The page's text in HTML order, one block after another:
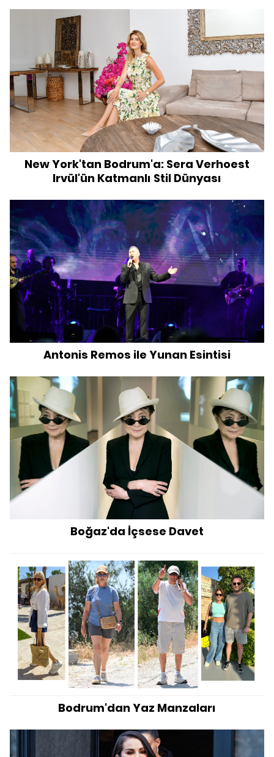
New York'tan Bodrum'a: Sera Verhoest
Irvül'ün Katmanlı Stil Dünyası
Antonis Remos ile Yunan Esintisi
Boğaz'da İçsese Davet
Bodrum'dan Yaz Manzaları